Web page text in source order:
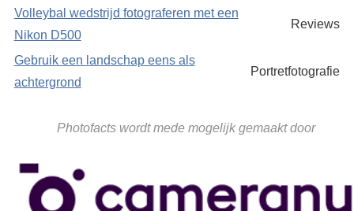
Volleybal wedstrijd fotograferen met een
Nikon D500
Reviews
Gebruik een landschap eens als
achtergrond
Portretfotografie
Photofacts wordt mede mogelijk gemaakt door